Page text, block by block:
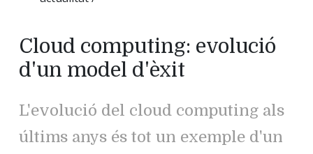
Cloud computing: evolució
d'un model d'èxit
L'evolució del cloud computing als
últims anys és tot un exemple d'un